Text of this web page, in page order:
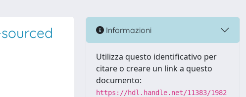
Informazioni
Utilizza questo identificativo per
citare o creare un link a questo
documento:
https://hdl.handle.net/11383/1982